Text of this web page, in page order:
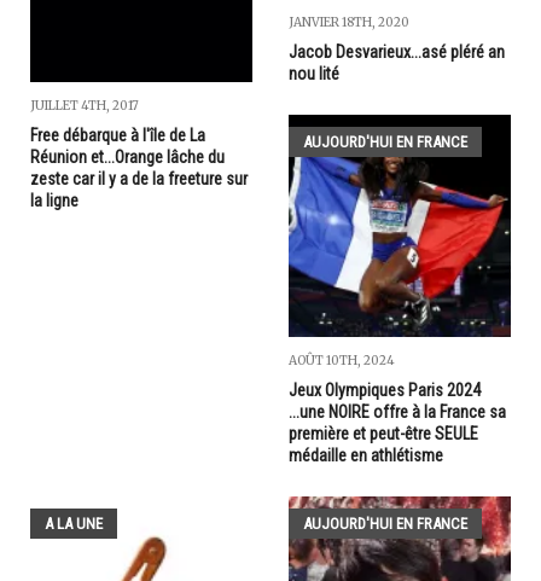
JUILLET 4TH, 2017
Free débarque à l'île de La
Réunion et...Orange lâche du
zeste car il y a de la freeture sur
la ligne
JANVIER 18TH, 2020
Jacob Desvarieux...asé pléré an
nou lité
AUJOURD'HUI EN FRANCE
AOÛT 10TH, 2024
Jeux Olympiques Paris 2024
...une NOIRE offre à la France sa
première et peut-être SEULE
médaille en athlétisme
A LA UNE AUJOURD'HUI EN FRANCE